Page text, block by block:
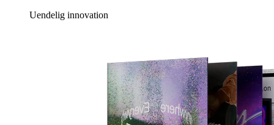
Uendelig innovation